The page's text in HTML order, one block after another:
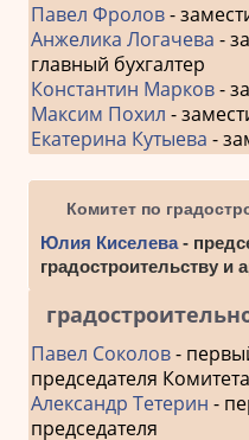
Павел Фролов-
Анжелика Логачева -
главный бухгалтер
Константин Марков-
Максим Похил -
Екатерина Кутыева -
Комитет по
Юлия Киселева-
градостроительству и
Павел Соколов-
председателя Комитета
Александр Тетерин -
председателя